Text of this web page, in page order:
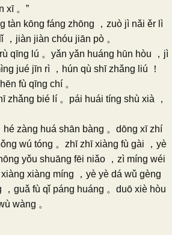
xī 。”
tàn kōng fáng zhōng ，zuò jì nǎi ěr lì
，jiàn jiàn chóu jiān pò 。
qīng lú 。yǎn yǎn huáng hūn hòu ，jì
jué jīn rì ，hún qù shī zhǎng liú ！
fù qīng chí 。
zhǎng bié lí 。pái huái tíng shù xià ，
hé zàng huá shān bàng 。dōng xī zhí
wú tóng 。zhī zhī xiàng fù gài ，yè
yǒu shuāng fēi niǎo ，zì míng wéi
xiàng míng ，yè yè dá wǔ gèng
，guǎ fù qǐ páng huáng 。duō xiè hòu
wàng 。